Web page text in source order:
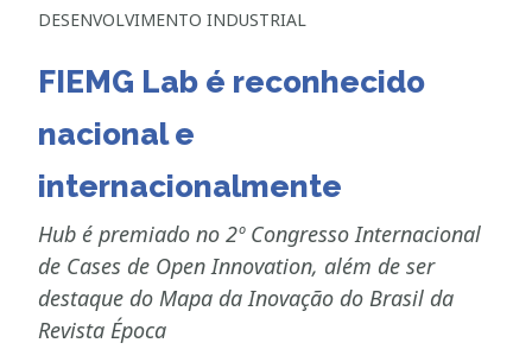
DESENVOLVIMENTO INDUSTRIAL
FIEMG Lab é reconhecido
nacional e
internacionalmente
Hub é premiado no 2º Congresso Internacional
de Cases de Open Innovation, além de ser
destaque do Mapa da Inovação do Brasil da
Revista Época